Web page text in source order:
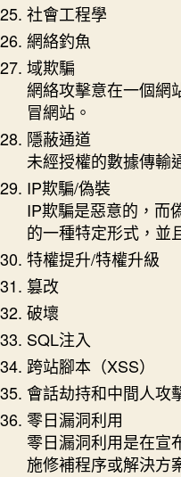
社會工程學
網絡釣魚
域欺騙
網絡攻擊意在一個網
冒網站。
隱蔽通道
未經授權的數據傳輸
IP欺騙/偽裝
IP欺騙是惡意的，而
的一種特定形式，並
特權提升/特權升級
篡改
破壞
SQL注入
跨站腳本（XSS）
會話劫持和中間人攻
零日漏洞利用
零日漏洞利用是在宣
施修補程序或解決方